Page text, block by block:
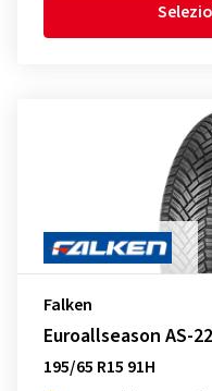
Falken
Euroallseason AS-
195/65 R15 91H